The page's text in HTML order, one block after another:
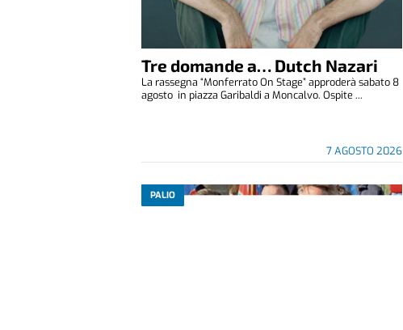
Tre domande a… Dutch Nazari
7 AGOSTO 2026
La rassegna “Monferrato On Stage” approderà sabato 8
agosto in piazza Garibaldi a Moncalvo. Ospite ...
PALIO